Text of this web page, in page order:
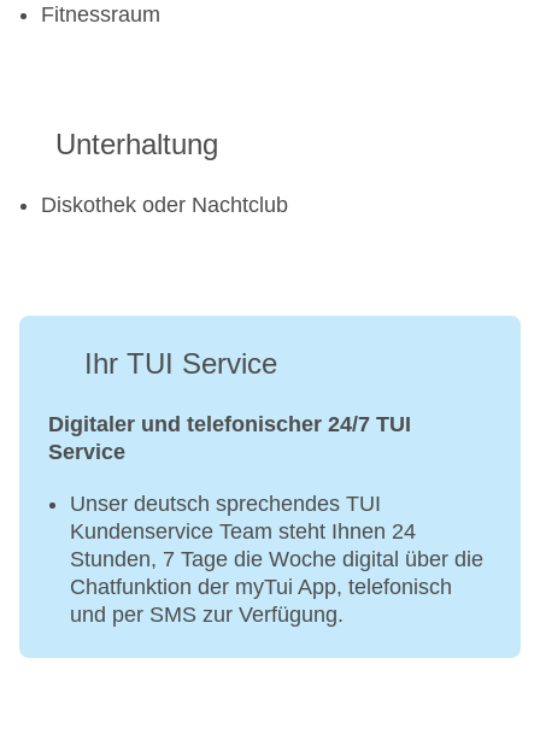
Fitnessraum
Unterhaltung
Diskothek oder Nachtclub
Ihr TUI Service
Digitaler und telefonischer 24/7 TUI
Service
Unser deutsch sprechendes TUI
Kundenservice Team steht Ihnen 24
Stunden, 7 Tage die Woche digital über die
Chatfunktion der myTui App, telefonisch
und per SMS zur Verfügung.